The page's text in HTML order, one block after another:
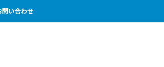
問い合わせ